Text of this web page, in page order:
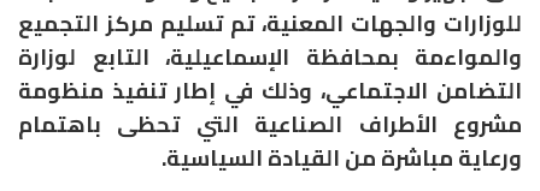
للوزارات والجهات المعنية، تم تسليم مركز التجميع
والمواءمة بمحافظة الإسماعيلية، التابع لوزارة
التضامن الاجتماعي، وذلك في إطار تنفيذ منظومة
مشروع الأطراف الصناعية التي تحظى باهتمام
ورعاية مباشرة من القيادة السياسية.